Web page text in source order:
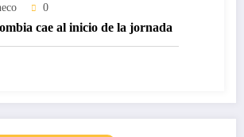
0
cae al inicio de la jornada